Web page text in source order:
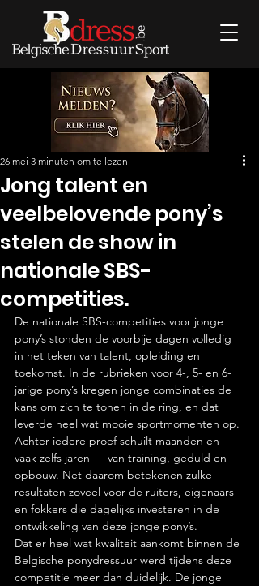
Jong talent en
veelbelovende pony’s
stelen de show in
nationale SBS-
competities.
26 mei 3 minuten om te lezen
De nationale SBS-competities voor jonge
pony’s stonden de voorbije dagen volledig
in het teken van talent, opleiding en
toekomst. In de rubrieken voor 4-, 5- en 6-
jarige pony’s kregen jonge combinaties de
kans om zich te tonen in de ring, en dat
leverde heel wat mooie sportmomenten op.
Achter iedere proef schuilt maanden en
vaak zelfs jaren — van training, geduld en
opbouw. Net daarom betekenen zulke
resultaten zoveel voor de ruiters, eigenaars
en fokkers die dagelijks investeren in de
ontwikkeling van deze jonge pony’s.
Dat er heel wat kwaliteit aankomt binnen de
Belgische ponydressuur werd tijdens deze
competitie meer dan duidelijk. De jonge